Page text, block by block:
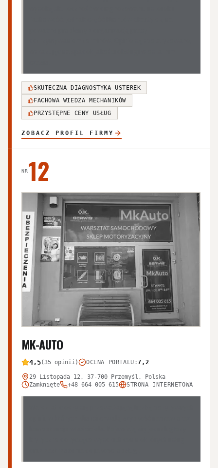
SKUTECZNA DIAGNOSTYKA USTEREK
FACHOWA WIEDZA MECHANIKÓW
PRZYSTĘPNE CENY USŁUG
ZOBACZ PROFIL FIRMY
NR12
MK-AUTO
4,5(35 opinii) OCENA PORTALU :7,2
29 Listopada 12, 37-700 Przemyśl, Polska
Zamknięte
+48 664 005 615 STRONA INTERNETOWA